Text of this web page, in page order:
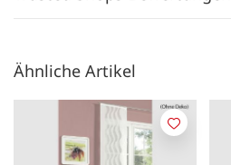
Ähnliche Artikel
Merken